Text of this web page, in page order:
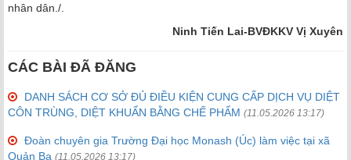
nhân dân./.
Ninh Tiến Lai-BVĐKKV Vị Xuyên
CÁC BÀI ĐÃ ĐĂNG
DANH SÁCH CƠ SỞ ĐỦ ĐIỀU KIỆN CUNG CẤP DỊCH VỤ DIỆT
CÔN TRÙNG, DIỆT KHUẨN BẰNG CHẾ PHẨM (11.05.2026 13:17)
Đoàn chuyên gia Trường Đại học Monash (Úc) làm việc tại xã
Quản Bạ (11.05.2026 13:17)